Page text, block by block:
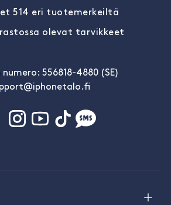
514 eri tuotemerkeiltä
olevat tarvikkeet
numero: 556818-4880 (SE)